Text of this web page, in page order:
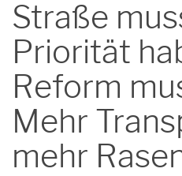
Straße
Priorität
Reform
Mehr
mehr